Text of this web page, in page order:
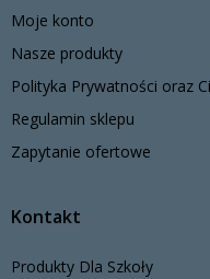
Moje konto
Nasze produkty
Polityka Prywatności oraz
Regulamin sklepu
Zapytanie ofertowe
Kontakt
Produkty Dla Szkoły